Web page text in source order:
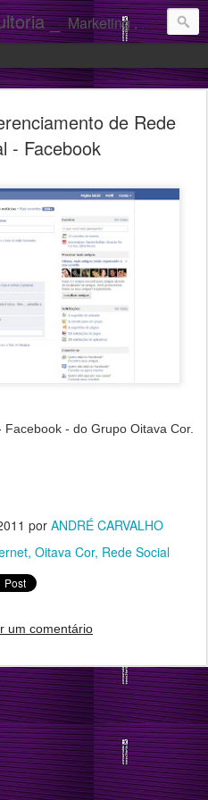
_ Marketing . Comunicação
de Rede
- Facebook
- do Grupo Oitava Cor.
por ANDRÉ CARVALHO
Oitava Cor Rede Social
um comentário